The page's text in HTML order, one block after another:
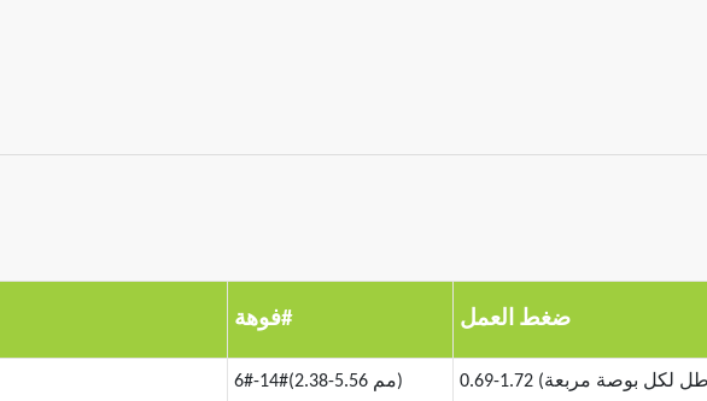
فوهة# ضغط العمل
6#-14#(2.38-5.56 مم)